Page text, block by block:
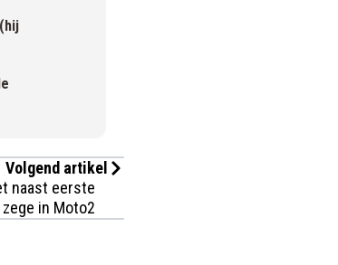
Volgend artikel
naast eerste
zege in Moto2